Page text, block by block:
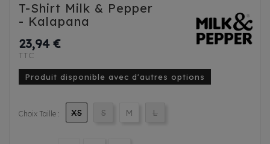
T-Shirt Milk & Pepper
- Kalapana
23,94 €
TTC
Produit disponible avec d'autres options
Choix Taille : XS S M L